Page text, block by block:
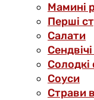
Мамині
Перші
Салати
Солодкі
Соуси
Страви